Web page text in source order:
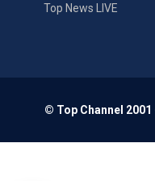
Top News LIVE
© Top Channel